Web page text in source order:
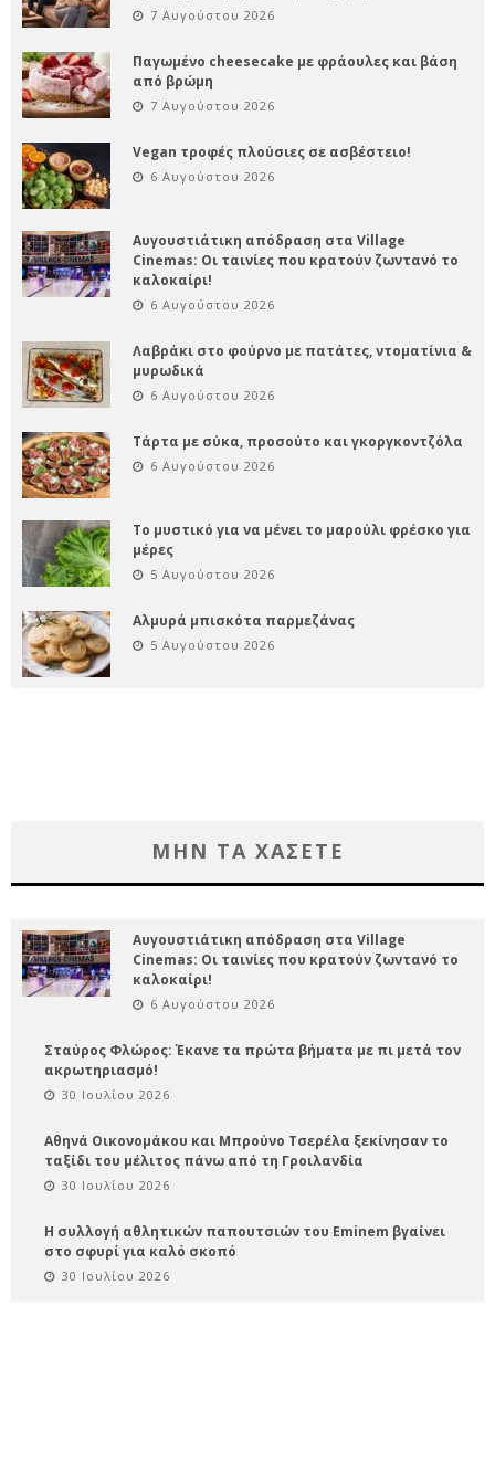
7 Αυγούστου 2026
Παγωμένο cheesecake με φράουλες και βάση
από βρώμη
7 Αυγούστου 2026
Vegan τροφές πλούσιες σε ασβέστειο!
6 Αυγούστου 2026
Αυγουστιάτικη απόδραση στα Village
Cinemas: Οι ταινίες που κρατούν ζωντανό το
καλοκαίρι!
6 Αυγούστου 2026
Λαβράκι στο φούρνο με πατάτες, ντοματίνια &
μυρωδικά
6 Αυγούστου 2026
Τάρτα με σύκα, προσούτο και γκοργκοντζόλα
6 Αυγούστου 2026
Το μυστικό για να μένει το μαρούλι φρέσκο για
μέρες
5 Αυγούστου 2026
Αλμυρά μπισκότα παρμεζάνας
5 Αυγούστου 2026
ΜΗΝ ΤΑ ΧΑΣΕΤΕ
Αυγουστιάτικη απόδραση στα Village
Cinemas: Οι ταινίες που κρατούν ζωντανό το
καλοκαίρι!
6 Αυγούστου 2026
Σταύρος Φλώρος: Έκανε τα πρώτα βήματα με πι μετά τον
ακρωτηριασμό!
30 Ιουλίου 2026
Αθηνά Οικονομάκου και Μπρούνο Τσερέλα ξεκίνησαν το
ταξίδι του μέλιτος πάνω από τη Γροιλανδία
30 Ιουλίου 2026
Η συλλογή αθλητικών παπουτσιών του Eminem βγαίνει
στο σφυρί για καλό σκοπό
30 Ιουλίου 2026